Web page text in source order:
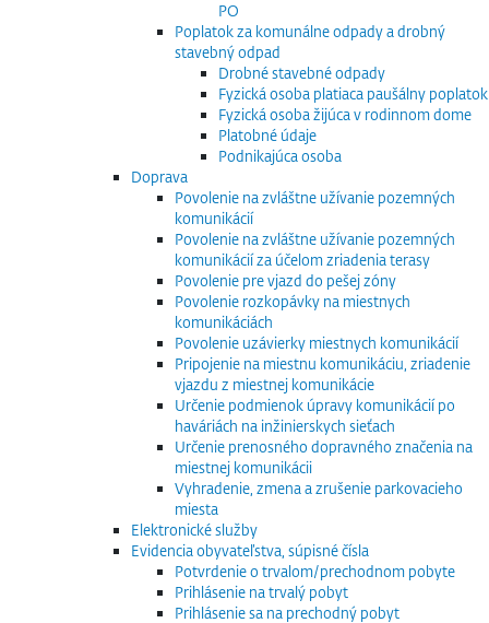
PO
Poplatok za komunálne odpady a drobný
stavebný odpad
Drobné stavebné odpady
Fyzická osoba platiaca paušálny poplatok
Fyzická osoba žijúca v rodinnom dome
Platobné údaje
Podnikajúca osoba
Doprava
Povolenie na zvláštne užívanie pozemných
komunikácií
Povolenie na zvláštne užívanie pozemných
komunikácií za účelom zriadenia terasy
Povolenie pre vjazd do pešej zóny
Povolenie rozkopávky na miestnych
komunikáciách
Povolenie uzávierky miestnych komunikácií
Pripojenie na miestnu komunikáciu, zriadenie
vjazdu z miestnej komunikácie
Určenie podmienok úpravy komunikácií po
haváriách na inžinierskych sieťach
Určenie prenosného dopravného značenia na
miestnej komunikácii
Vyhradenie, zmena a zrušenie parkovacieho
miesta
Elektronické služby
Evidencia obyvateľstva, súpisné čísla
Potvrdenie o trvalom/prechodnom pobyte
Prihlásenie na trvalý pobyt
Prihlásenie sa na prechodný pobyt